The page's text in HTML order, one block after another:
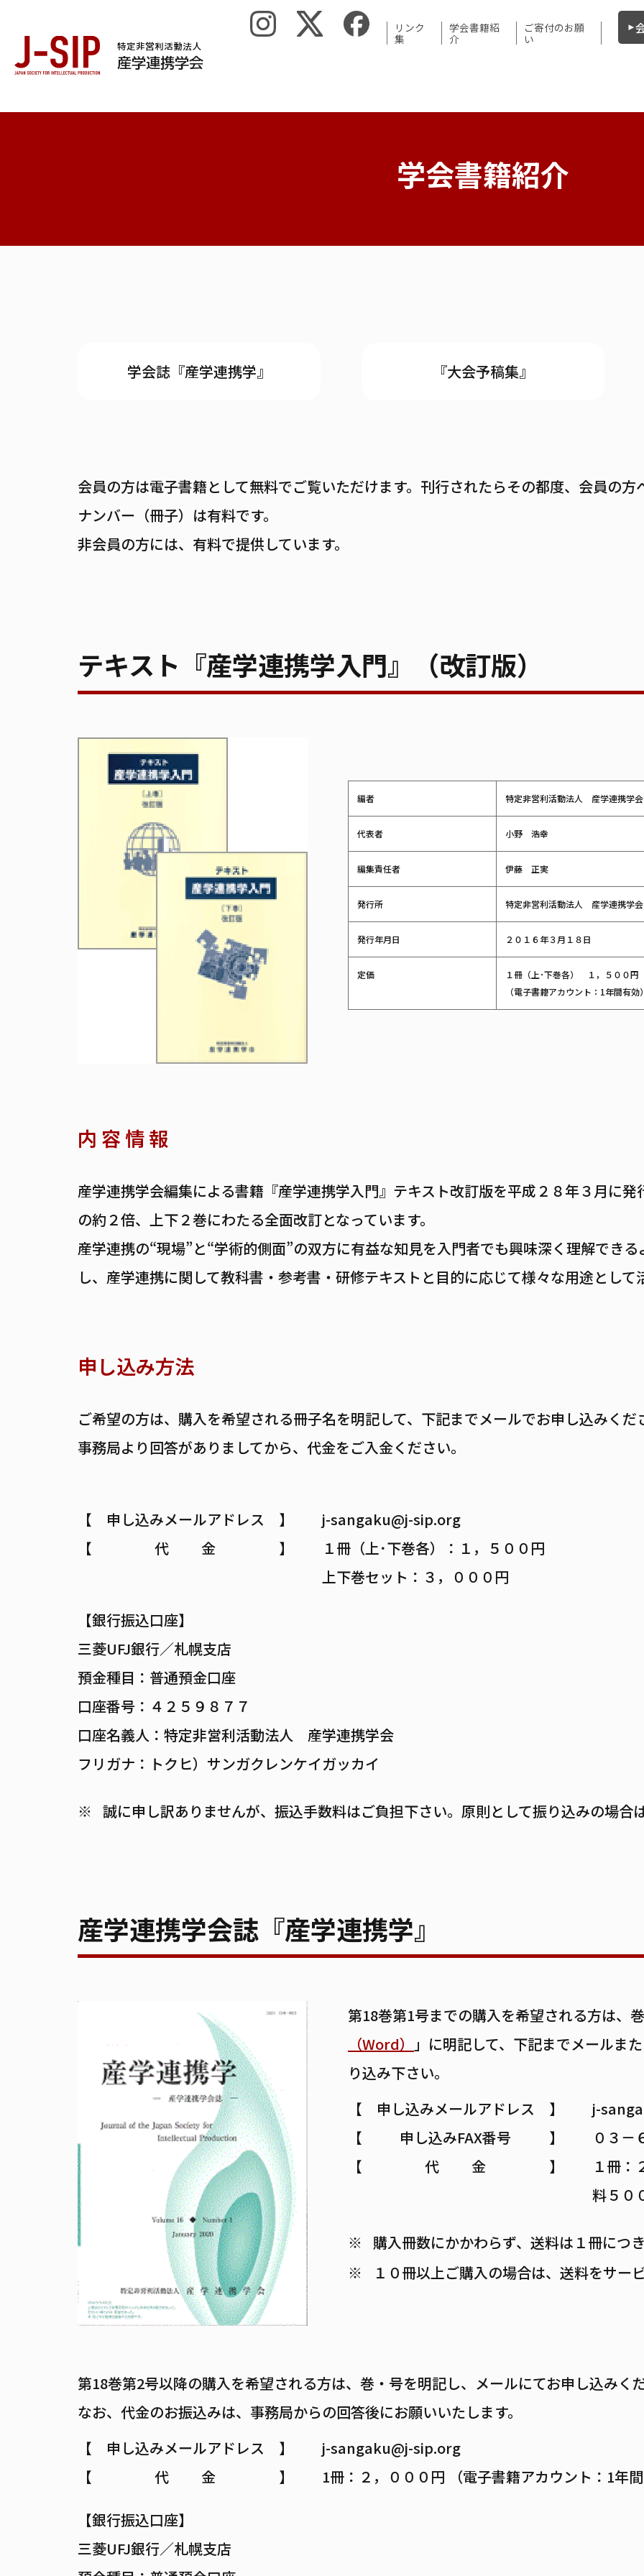
リンク
集
学会書籍紹
介
ご寄付のお願
い
学会書籍紹介
学会誌『産学連携学』 『大会予稿集』
会員の方は電子書籍として無料でご覧いただけます。刊行されたらその都度、会員の
ナンバー（冊子）は有料です。
非会員の方には、有料で提供しています。
テキスト『産学連携学入門』（改訂版）
編者 特定非営利活動法人 産学連携学会
代表者 小野 浩幸
編集責任者 伊藤 正実
発行所 特定非営利活動法人 産学連携学会
発行年月日 ２０１６年３月１８日
定価
１冊（上･下巻各） １，５００円
（電子書籍アカウント：1年間有効
内 容 情 報
産学連携学会編集による書籍『産学連携学入門』テキスト改訂版を平成２８年３月に
の約２倍、上下２巻にわたる全面改訂となっています。
産学連携の“現場”と“学術的側面”の双方に有益な知見を入門者でも興味深く理解でき
し、産学連携に関して教科書・参考書・研修テキストと目的に応じて様々な用途とし
申し込み方法
ご希望の方は、購入を希望される冊子名を明記して、下記までメールでお申し込みくだ
事務局より回答がありましてから、代金をご入金ください。
申し込みメールアドレス
j-sangaku@j-sip.org
代 金
１冊（上･下巻各）：１，５００円
上下巻セット：３，０００円
【銀行振込口座】
三菱UFJ銀行／札幌支店
預金種目：普通預金口座
口座番号：４２５９８７７
口座名義人：特定非営利活動法人 産学連携学会
フリガナ：トクヒ）サンガクレンケイガッカイ
誠に申し訳ありませんが、振込手数料はご負担下さい。原則として振り込みの場合
産学連携学会誌『産学連携学』
第18巻第1号までの購入を希望される方は、
（Word）
」に明記して、下記までメールま
り込み下さい。
申し込みメールアドレス
j-
申し込みFAX番号
０３
代 金
１冊：
料５０
購入冊数にかかわらず、送料は１冊につ
１０冊以上ご購入の場合は、送料をサー
第18巻第2号以降の購入を希望される方は、巻・号を明記し、メールにてお申し込みく
なお、代金のお振込みは、事務局からの回答後にお願いいたします。
申し込みメールアドレス
j-sangaku@j-sip.org
代 金
1冊：２，０００円 （電子書籍アカウント：1年
【銀行振込口座】
三菱UFJ銀行／札幌支店